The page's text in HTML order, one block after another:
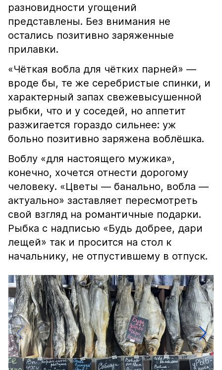
разновидности угощений
представлены. Без внимания не
остались позитивно заряженные
прилавки.
«Чёткая вобла для чётких парней» —
вроде бы, те же серебристые спинки, и
характерный запах свежевысушенной
рыбки, что и у соседей, но аппетит
разжигается гораздо сильнее: уж
больно позитивно заряжена воблёшка.
Воблу «для настоящего мужика»,
конечно, хочется отнести дорогому
человеку. «Цветы — банально, вобла —
актуально» заставляет пересмотреть
свой взгляд на романтичные подарки.
Рыбка с надписью «Будь добрее, дари
лещей» так и просится на стол к
начальнику, не отпустившему в отпуск.